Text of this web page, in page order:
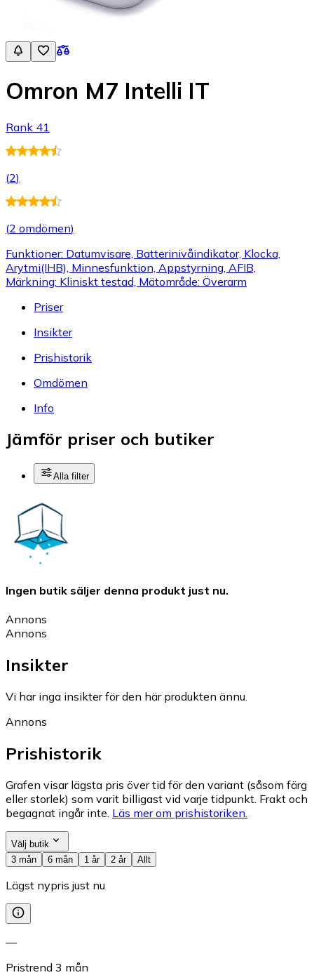
Omron M7 Intelli IT
Rank 41
(2)
(2 omdömen)
Funktioner: Datumvisare, Batterinivåindikator, Klocka,
Arytmi(IHB), Minnesfunktion, Appstyrning, AFIB,
Märkning: Kliniskt testad, Mätområde: Överarm
Priser
Insikter
Prishistorik
Omdömen
Info
Jämför priser och butiker
Alla filter
Ingen butik säljer denna produkt just nu.
Annons
Annons
Insikter
Vi har inga insikter för den här produkten ännu.
Annons
Prishistorik
Grafen visar lägsta pris över tid för den variant (såsom färg
eller storlek) som varit billigast vid varje tidpunkt. Frakt och
begagnat ingår inte. Läs mer om prishistoriken.
Välj butik
3 mån
6 mån 1 år 2 år Allt
Lägst nypris just nu
—
Pristrend 3 mån